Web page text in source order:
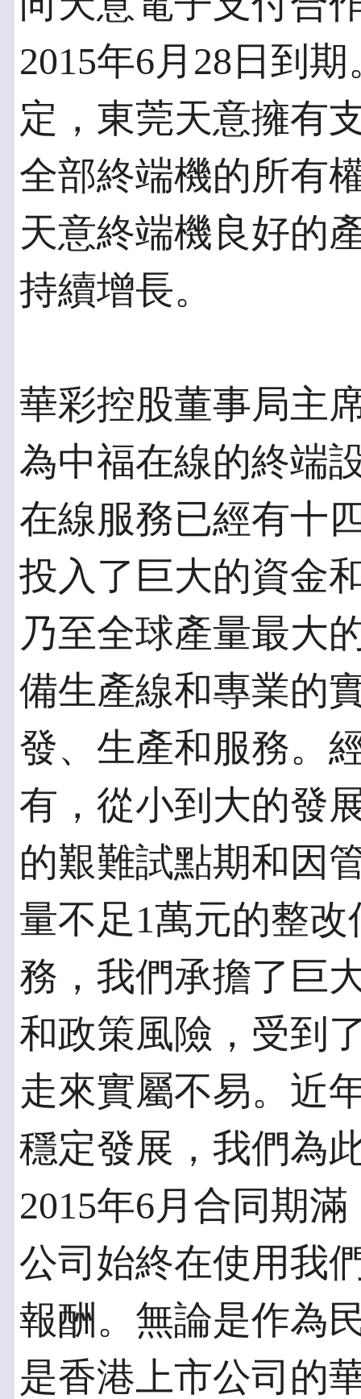
2015年6月28日到
定，東莞天意擁有
全部終端機的所有
天意終端機良好的
持續增長。
華彩控股董事局主
為中福在線的終端
在線服務已經有十
投入了巨大的資金
乃至全球產量最大
備生產線和專業的
發、生產和服務。
有，從小到大的發
的艱難試點期和因
量不足1萬元的整
務，我們承擔了巨
和政策風險，受到
走來實屬不易。近
穩定發展，我們為
2015年6月合同期
公司始終在使用我
報酬。無論是作為
是香港上市公司的